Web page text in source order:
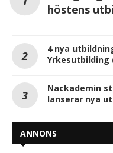
höstens
4 nya
Yrkesutbilding
Nackademin
lanserar nya
ANNONS